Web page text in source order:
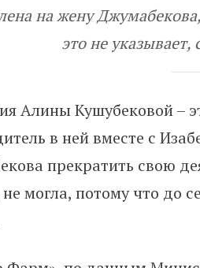
на жену
это не указывает,
Алины Кушубековой –
в ней вместе с
прекратить свою
могла, потому что до